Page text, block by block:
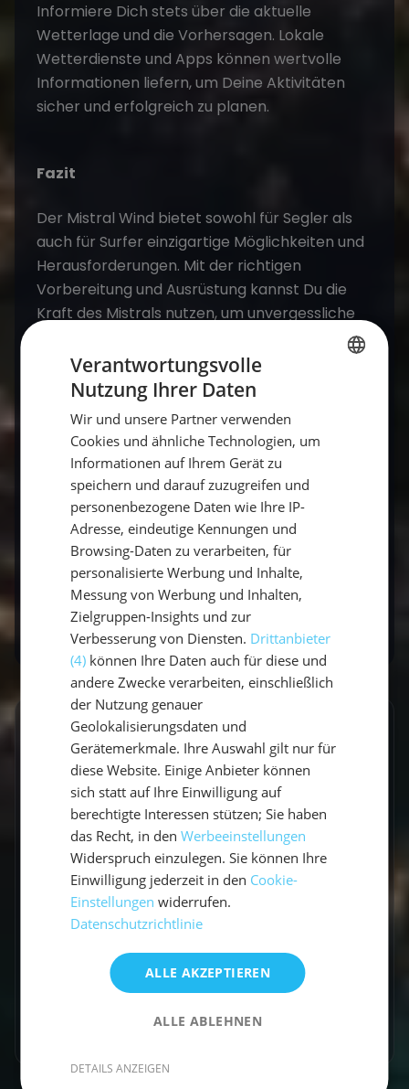
Informiere Dich stets über die aktuelle
Wetterlage und die Vorhersagen. Lokale
Wetterdienste und Apps können wertvolle
Informationen liefern, um Deine Aktivitäten
sicher und erfolgreich zu planen.
Fazit
Der Mistral Wind bietet sowohl für Segler als
auch für Surfer einzigartige Möglichkeiten und
Herausforderungen. Mit der richtigen
Vorbereitung und Ausrüstung kannst Du die
Kraft des Mistrals nutzen, um unvergessliche
Denke immer daran, die lokalen
Wetterbedingungen im Auge zu behalten und
Deine Fähigkeiten realistisch einzuschätzen,
um sicher und erfolgreich unterwegs zu sein.
Für mehr Informationen über die besten
Bedingungen und wie Du Dich optimal auf den
Mistral vorbereiten kannst, besuche
spezialisierte Websites und Foren für Segler
und Surfer. Bleib sicher und genieße das
Abenteuer!
GESCHRIEBEN VON
Lucas Schmitt
Travel Experte
Ich bin Lucas, Travel Experte und war schon
auf allen Kontinenten unterwegs. Ich Liebe das
Segeln und Nehme euch gerne mit auf meine
Reise.
Verantwortungsvolle
Nutzung Ihrer Daten
Wir und unsere Partner verwenden
Cookies und ähnliche Technologien, um
Informationen auf Ihrem Gerät zu
speichern und darauf zuzugreifen und
personenbezogene Daten wie Ihre IP-
Adresse, eindeutige Kennungen und
Browsing-Daten zu verarbeiten, für
personalisierte Werbung und Inhalte,
Messung von Werbung und Inhalten,
Zielgruppen-Insights und zur
Verbesserung von Diensten. Drittanbieter
(4) können Ihre Daten auch für diese und
andere Zwecke verarbeiten, einschließlich
der Nutzung genauer
Geolokalisierungsdaten und
Gerätemerkmale. Ihre Auswahl gilt nur für
diese Website. Einige Anbieter können
sich statt auf Ihre Einwilligung auf
berechtigte Interessen stützen; Sie haben
das Recht, in denWerbeeinstellungen
Widerspruch einzulegen. Sie können Ihre
Einwilligung jederzeit in den Cookie-
Einstellungen widerrufen.
Datenschutzrichtlinie
ALLE AKZEPTIEREN
ALLE ABLEHNEN
DETAILS ANZEIGEN